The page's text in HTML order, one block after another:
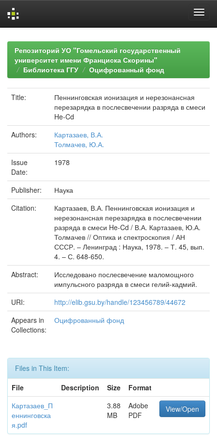
navigationРепозиторий УО "Гомельский государственный
университет имени Франциска Скорины"
Библиотека ГГУ
Оцифрованный фонд
Title:
Пеннинговская ионизация и нерезонансная
перезарядка в послесвечении разряда в смеси
He-Cd
Authors:
Картазаев, В.А.
Толмачев, Ю.А.
Issue
Date:
1978
Publisher:
Наука
Citation:
Картазаев, В.А. Пеннинговская ионизация и
нерезонансная перезарядка в послесвечении
разряда в смеси He-Cd / В.А. Картазаев, Ю.А.
Толмачев // Оптика и спектроскопия / АН
СССР. – Ленинград : Наука, 1978. – Т. 45, вып.
4. – С. 648-650.
Abstract:
Исследовано послесвечение маломощного
импульсного разряда в смеси гелий-кадмий.
URI:
http://elib.gsu.by/handle/123456789/44672
Appears in
Collections:
Оцифрованный фонд
Files in This Item:
File
Description Size
Format
Картазаев_П
еннинговска
я.pdf
3.88
MB
Adobe
PDF
View/Open